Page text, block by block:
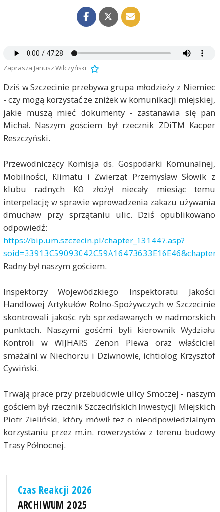
Zaprasza Janusz Wilczyński
Dziś w Szczecinie przebywa grupa młodzieży z Niemiec
- czy mogą korzystać ze zniżek w komunikacji miejskiej,
jakie muszą mieć dokumenty - zastanawia się pan
Michał. Naszym gościem był rzecznik ZDiTM Kacper
Reszczyński.
Przewodniczący Komisja ds. Gospodarki Komunalnej,
Mobilności, Klimatu i Zwierząt Przemysław Słowik z
klubu radnych KO złożył niecały miesiąc temu
interpelację w sprawie wprowadzenia zakazu używania
dmuchaw przy sprzątaniu ulic. Dziś opublikowano
odpowiedź:
https://bip.um.szczecin.pl/chapter_131447.asp?
Radny był naszym gościem.
Inspektorzy Wojewódzkiego Inspektoratu Jakości
Handlowej Artykułów Rolno-Spożywczych w Szczecinie
skontrowali jakośc ryb sprzedawanych w nadmorskich
punktach. Naszymi gośćmi byli kierownik Wydziału
Kontroli w WIJHARS Zenon Plewa oraz właściciel
smażalni w Niechorzu i Dziwnowie, ichtiolog Krzysztof
Cywiński.
Trwają prace przy przebudowie ulicy Smoczej - naszym
gościem był rzecznik Szczecińskich Inwestycji Miejskich
Piotr Zieliński, który mówił tez o nieodpowiedzialnym
korzystaniu przez m.in. rowerzystów z terenu budowy
Trasy Północnej.
Czas Reakcji 2026
ARCHIWUM 2025